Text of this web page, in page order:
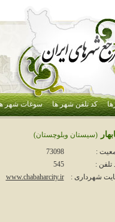
کد تلفن شهر ها سوغات شهر
(سيستان وبلوچستان)
:
73098
تلفن :
545
شهرداری :
www.chabaharcity.ir